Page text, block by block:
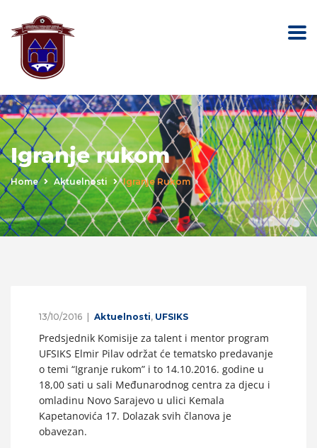
Igranje rukom
Home Aktuelnosti Igranje Rukom
13/10/2016 Aktuelnosti, UFSIKS
Predsjednik Komisije za talent i mentor program
UFSIKS Elmir Pilav održat će tematsko predavanje
o temi “Igranje rukom” i to 14.10.2016. godine u
18,00 sati u sali Međunarodnog centra za djecu i
omladinu Novo Sarajevo u ulici Kemala
Kapetanovića 17. Dolazak svih članova je
obavezan.